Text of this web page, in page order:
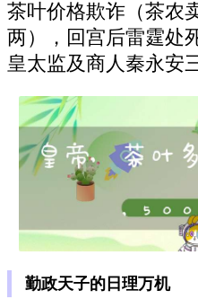
茶叶价格欺诈（茶农
两），回宫后雷霆处
皇太监及商人秦永安
勤政天子的日理万机